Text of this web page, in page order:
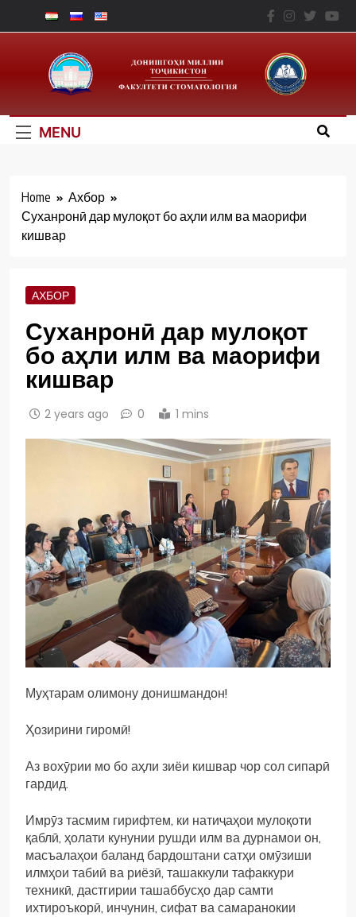
to
Факультет
Стоматологии – ТНУ
MENU
Home
Ахбор
Суханронӣ дар мулоқот бо аҳли илм ва маорифи
кишвар
АХБОР
Суханронӣ дар мулоқот
бо аҳли илм ва маорифи
кишвар
2 years ago 0 1 mins
Муҳтарам олимону донишмандон!
Ҳозирини гиромӣ!
Аз вохӯрии мо бо аҳли зиёи кишвар чор сол сипарӣ
гардид.
Имрӯз тасмим гирифтем, ки натиҷаҳои мулоқоти
қаблӣ, ҳолати кунунии рушди илм ва дурнамои он,
масъалаҳои баланд бардоштани сатҳи омӯзиши
илмҳои табиӣ ва риёзӣ, ташаккули тафаккури
техникӣ, дастгирии ташаббусҳо дар самти
ихтироъкорӣ, инчунин, сифат ва самаранокии